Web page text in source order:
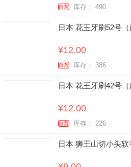
自营 库存： 490
日本 花王牙刷52号（
¥12.00
自营 库存： 386
日本 花王牙刷42号（
¥12.00
自营 库存： 226
日本 狮王山切小头